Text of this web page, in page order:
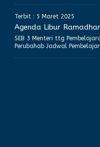
Terbit : 5 Maret 2025
Agenda Libur
SEB 3 Menteri ttg
Perubahab Jadwal